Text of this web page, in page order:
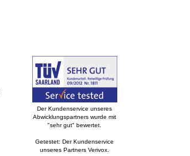
Der Kundenservice unseres
Abwicklungspartners wurde mit
"sehr gut" bewertet.
Getestet: Der Kundenservice
unseres Partners Verivox.